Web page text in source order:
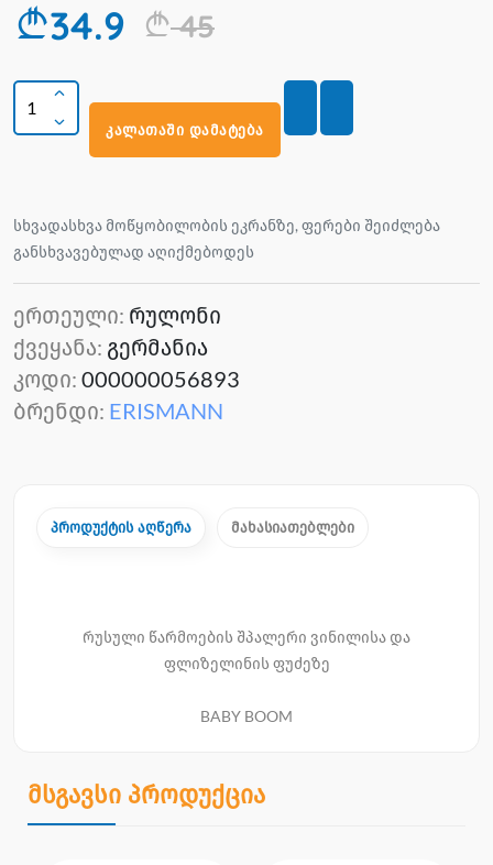
34.9 45
კალათაში დამატება
სხვადასხვა მოწყობილობის ეკრანზე, ფერები შეიძლება
განსხვავებულად აღიქმებოდეს
ერთეული: რულონი
ქვეყანა: გერმანია
კოდი: 000000056893
ბრენდი: ERISMANN
პროდუქტის აღწერა მახასიათებლები
რუსული წარმოების შპალერი ვინილისა და
ფლიზელინის ფუძეზე
BABY BOOM
მსგავსი პროდუქცია